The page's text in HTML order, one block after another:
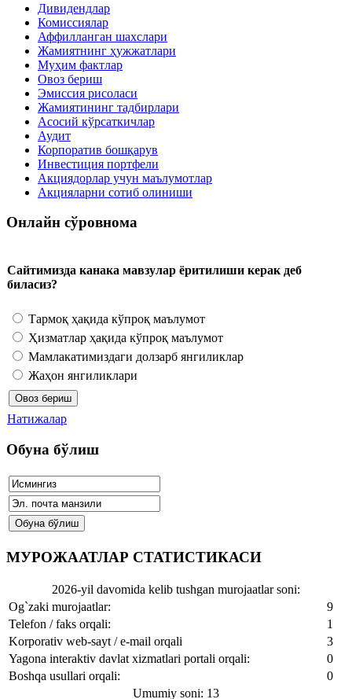
Дивидендлар
Комиссиялар
Аффилланган шахслари
Жамиятнинг ҳужжатлари
Муҳим фактлар
Овоз бериш
Эмиссия рисоласи
Жамиятининг тадбирлари
Асосий кўрсаткичлар
Аудит
Корпоратив бошқарув
Инвестиция портфели
Акциядорлар учун маълумотлар
Акцияларни сотиб олиниши
Онлайн сўровнома
Сайтимизда канака мавзулар ёритилиши керак деб
биласиз?
Тармоқ ҳақида кўпроқ маълумот
Ҳизматлар ҳақида кўпроқ маълумот
Мамлакатимиздаги долзарб янгиликлар
Жаҳон янгиликлари
Натижалар
Обуна бўлиш
МУРОЖААТЛАР СТАТИСТИКАСИ
2026-yil davomida kelib tushgan murojaatlar soni:
Og`zaki murojaatlar:
9
Telefon / faks orqali:
1
Korporativ web-sayt / e-mail orqali
3
Yagona interaktiv davlat xizmatlari portali orqali:
0
Boshqa usullari orqali:
0
Umumiy soni: 13